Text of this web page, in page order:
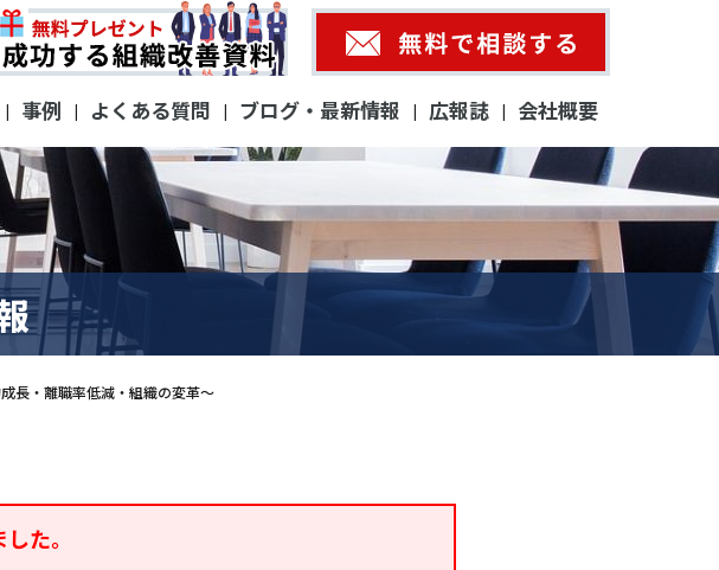
| 事例 | よくある質問 | ブログ・最新情報 | 広報誌 | 会社概要
長・離職率低減・組織の変革～
た。